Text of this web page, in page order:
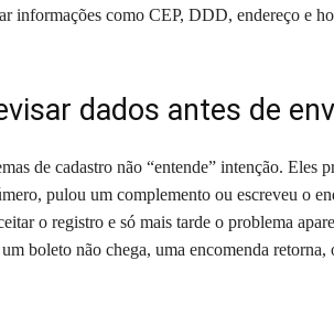
informações como CEP, DDD, endereço e
dados antes de
de cadastro não “entende” intenção. Eles
pulou um complemento ou escreveu o
o registro e só mais tarde o problema
boleto não chega, uma encomenda